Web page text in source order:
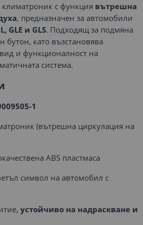
с функция вътрешна
, предназначен за автомобили
GLE и GLS. Подходящ за подмяна
бутон, като възстановява
и функционалност на
система.
1
(вътрешна циркулация на
ABS пластмаса
символ на автомобил с
устойчиво на надраскване и